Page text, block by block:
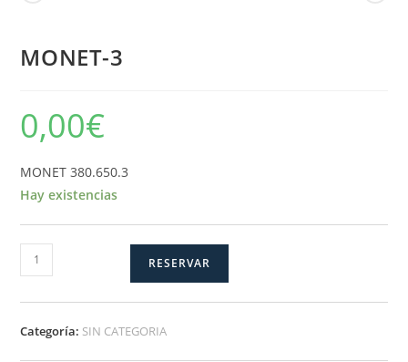
MONET-3
0,00€
MONET 380.650.3
Hay existencias
MONET-
3
cantidad
RESERVAR
Categoría: SIN CATEGORIA